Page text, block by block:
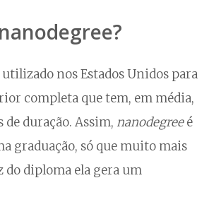
nos Estados Unidos para
completa que tem, em média,
de duração. Assim, nanodegreeé
graduação, só que muito mais
diploma ela gera um